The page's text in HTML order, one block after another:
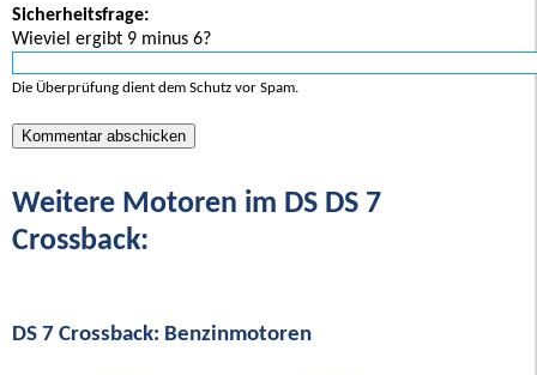
Sicherheitsfrage:
Wieviel ergibt 9 minus 6?
Die Überprüfung dient dem Schutz vor Spam.
Weitere Motoren im DS DS 7
Crossback:
DS 7 Crossback: Benzinmotoren